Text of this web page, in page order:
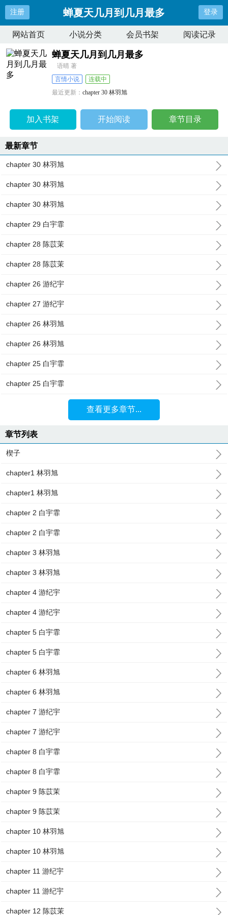
注册 蝉夏天几月到几月最多 登录
网站首页 小说分类 会员书架 阅读记录
蝉夏天几月到几月最多
语晴 著
言情小说
连载中
最近更新：chapter 30 林羽旭
加入书架 开始阅读 章节目录
最新章节
chapter 30 林羽旭
chapter 30 林羽旭
chapter 30 林羽旭
chapter 29 白宇霏
chapter 28 陈苡茉
chapter 28 陈苡茉
chapter 26 游纪宇
chapter 27 游纪宇
chapter 26 林羽旭
chapter 26 林羽旭
chapter 25 白宇霏
chapter 25 白宇霏
查看更多章节...
章节列表
楔子
chapter1 林羽旭
chapter1 林羽旭
chapter 2 白宇霏
chapter 2 白宇霏
chapter 3 林羽旭
chapter 3 林羽旭
chapter 4 游纪宇
chapter 4 游纪宇
chapter 5 白宇霏
chapter 5 白宇霏
chapter 6 林羽旭
chapter 6 林羽旭
chapter 7 游纪宇
chapter 7 游纪宇
chapter 8 白宇霏
chapter 8 白宇霏
chapter 9 陈苡茉
chapter 9 陈苡茉
chapter 10 林羽旭
chapter 10 林羽旭
chapter 11 游纪宇
chapter 11 游纪宇
chapter 12 陈苡茉